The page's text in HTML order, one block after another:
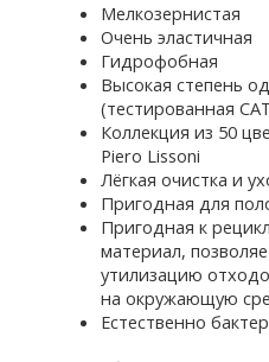
Мелкозернистая
Очень эластичная
Гидрофобная
Высокая степень
(тестированная
Коллекция из 50
Piero Lissoni
Лёгкая очистка и
Пригодная для
Пригодная к
материал,
утилизацию
на окружающую
Естественно